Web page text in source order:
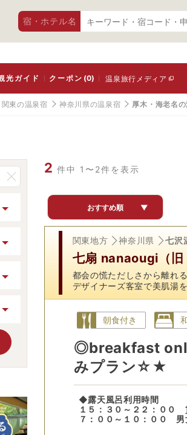
宿・ホテル名
光ガイド クーポン(0) 温泉旅行メディア
関東の温泉宿 神奈川県の温泉宿 厚木・海老名
2 件中 1〜2件を表示
おすすめ順 ▼
関東地方 神奈川県 七沢
七扇 nanaougi（旧
都会の慌ただしさから離れ
デザイナーズ客室で美肌湯
朝食付き
◎breakfast
みプラン☆★
◆露天風呂利用時間
１５：３０～２２：００
７：００～１０：００ 男